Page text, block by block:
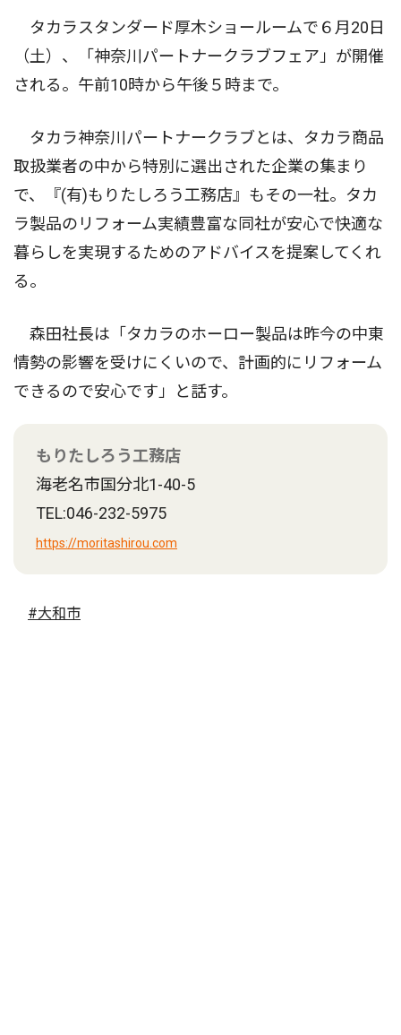
タカラスタンダード厚木ショールームで６月20日
（土）、「神奈川パートナークラブフェア」が開催
される。午前10時から午後５時まで。
タカラ神奈川パートナークラブとは、タカラ商品
取扱業者の中から特別に選出された企業の集まり
で、『(有)もりたしろう工務店』もその一社。タカ
ラ製品のリフォーム実績豊富な同社が安心で快適な
暮らしを実現するためのアドバイスを提案してくれ
る。
森田社長は「タカラのホーロー製品は昨今の中東
情勢の影響を受けにくいので、計画的にリフォーム
できるので安心です」と話す。
もりたしろう工務店
海老名市国分北1-40-5
TEL:046-232-5975
https://moritashirou.com
#大和市